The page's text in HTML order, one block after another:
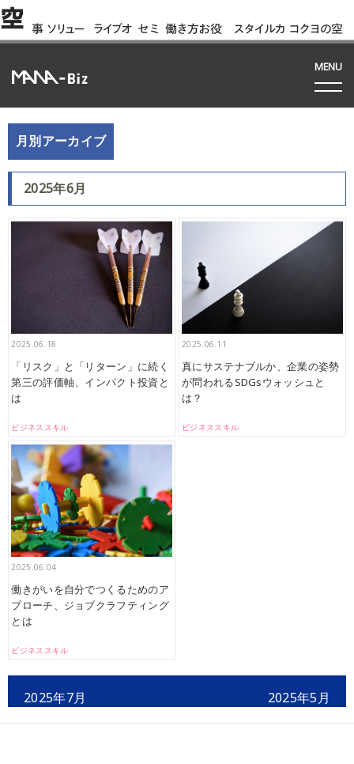
空 事
例
ソリュー
ション
ライブオ
フィス
セミ
ナー
働き方お役
立ち資料
スタイルカ
タログ
コクヨの空
間って!?
MENU
月別アーカイブ
2025年6月
2025.06.18
「リスク」と「リターン」に続く
第三の評価軸、インパクト投資と
は
ビジネススキル
2025.06.11
真にサステナブルか、企業の姿勢
が問われるSDGsウォッシュと
は？
ビジネススキル
2025.06.04
働きがいを自分でつくるためのア
プローチ、ジョブクラフティング
とは
ビジネススキル
2025年7月 2025年5月